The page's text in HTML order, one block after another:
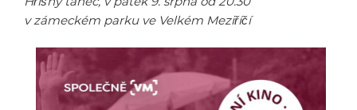
v zámeckém parku ve Velkém Meziříčí